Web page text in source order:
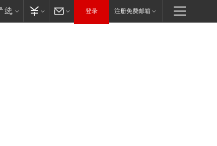
登录 注册免费邮箱